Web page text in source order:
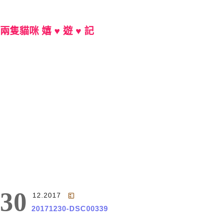
兩隻貓咪 嬉 ♥ 遊 ♥ 記
30 12.2017
20171230-DSC00339